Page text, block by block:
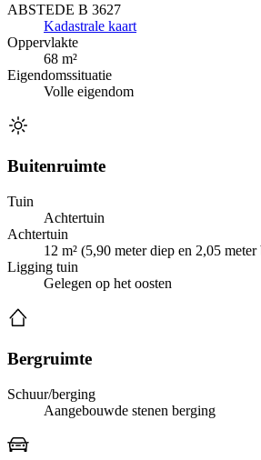
ABSTEDE B 3627
Kadastrale kaart
Oppervlakte
68 m²
Eigendomssituatie
Volle eigendom
Buitenruimte
Tuin
Achtertuin
Achtertuin
12 m² (5,90 meter diep en 2,05 meter
Ligging tuin
Gelegen op het oosten
Bergruimte
Schuur/berging
Aangebouwde stenen berging